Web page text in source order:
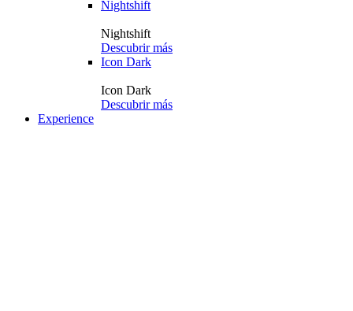
Nightshift
Nightshift
Descubrir más
Icon Dark
Icon Dark
Descubrir más
Experience